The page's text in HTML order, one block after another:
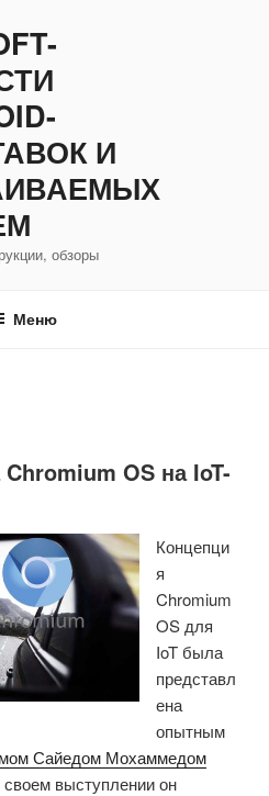
И
обзоры
Меню
OS на IoT-
Концепци
я
Chromium
OS для
IoT была
представл
ена
опытным
Сайедом Мохаммедом
выступлении он